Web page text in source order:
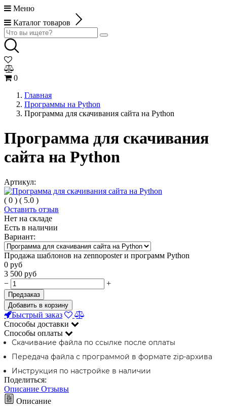
Меню
Каталог товаров
0
Главная
Программы на Python
Программа для скачивания сайта на Python
Программа для скачивания
сайта на Python
Артикул:
( 0 ) ( 5.0 )
Оставить отзыв
Нет на складе
Есть в наличии
Вариант:
Продажа шаблонов на zennoposter и программ Python
0 руб
3 500 руб
−
+
Предзаказ
Добавить в корзину
Быстрый заказ
Способы доставки
Способы оплаты
Скачивание файла по ссылке после оплаты
Передача файла с программой в формате zip-архива
Инструкция по настройке в наличии
Поделиться:
Описание Отзывы
Описание